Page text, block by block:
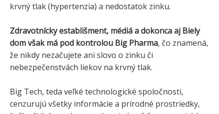
krvný tlak (hypertenzia) a nedostatok zinku.
Zdravotnícky establišment, médiá a dokonca aj Biely
dom však má pod kontrolou Big Pharma, čo znamená,
že nikdy nezačujete ani slovo o zinku či
nebezpečenstvách liekov na krvný tlak.
Big Tech, teda veľké technologické spoločnosti,
cenzurujú všetky informácie a prírodné prostriedky,